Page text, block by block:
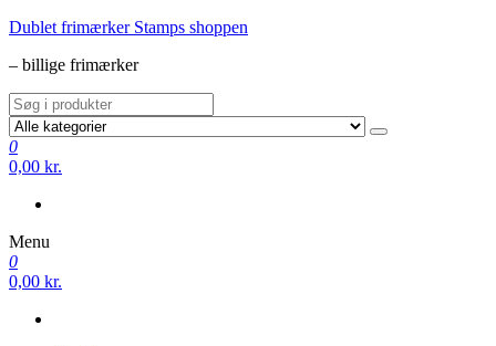
Videre
indhold
Dublet frimærker Stamps shoppen
– billige frimærker
0
0,00 kr.
Menu
0
0,00 kr.